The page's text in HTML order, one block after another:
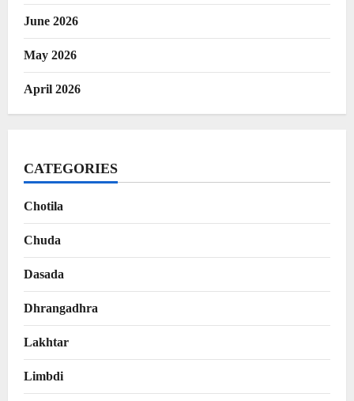
June 2026
May 2026
April 2026
CATEGORIES
Chotila
Chuda
Dasada
Dhrangadhra
Lakhtar
Limbdi